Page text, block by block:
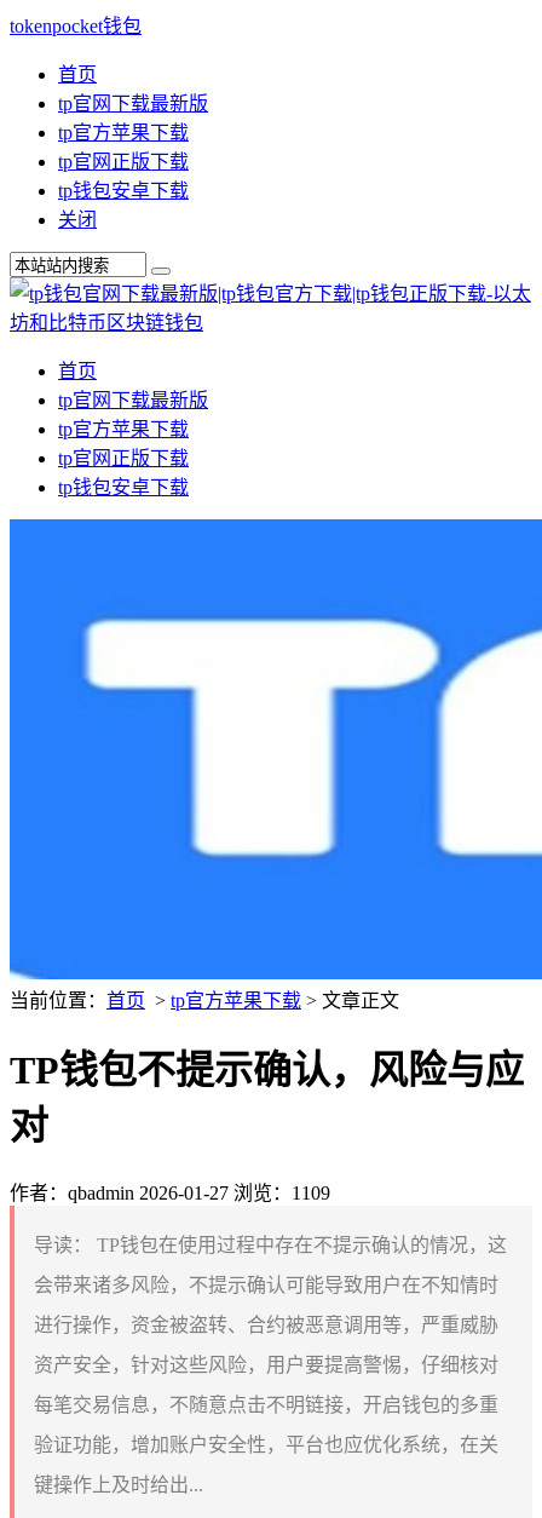
tokenpocket钱包
首页
tp官网下载最新版
tp官方苹果下载
tp官网正版下载
tp钱包安卓下载
关闭
首页
tp官网下载最新版
tp官方苹果下载
tp官网正版下载
tp钱包安卓下载
当前位置： 首页 > tp官方苹果下载 > 文章正文
TP钱包不提示确认，风险与应
对
作者：qbadmin 2026-01-27 浏览：1109
导读：
TP钱包在使用过程中存在不提示确认的情况，这
会带来诸多风险，不提示确认可能导致用户在不知情时
进行操作，资金被盗转、合约被恶意调用等，严重威胁
资产安全，针对这些风险，用户要提高警惕，仔细核对
每笔交易信息，不随意点击不明链接，开启钱包的多重
验证功能，增加账户安全性，平台也应优化系统，在关
键操作上及时给出...